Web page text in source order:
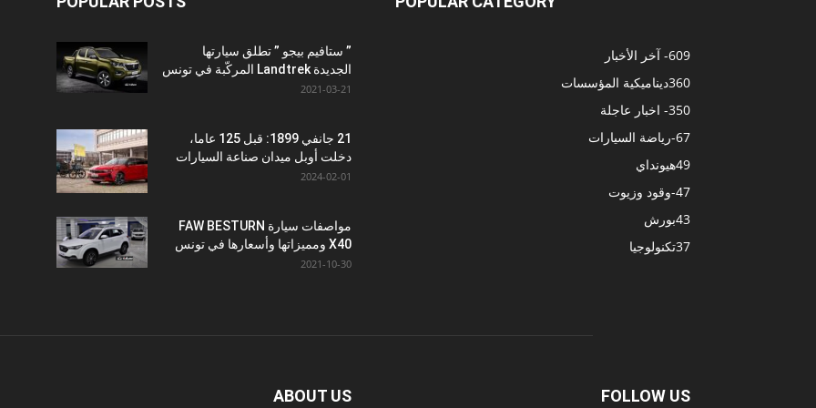
” ستافيم بيجو ” تطلق سيارتها
الجديدة Landtrek المركّبة في تونس
2021-03-21
21 جانفي 1899: قبل 125 عاما،
دخلت أوبل ميدان صناعة السيارات
2024-02-01
مواصفات سيارة FAW BESTURN
X40 ومميزاتها وأسعارها في تونس
2021-10-30
- آخر الأخبار609
ديناميكية المؤسسات360
- اخبار عاجلة350
-رياضة السيارات67
هيونداي49
-وقود وزيوت47
بورش43
تكنولوجيا37
ABOUT US FOLLOW US